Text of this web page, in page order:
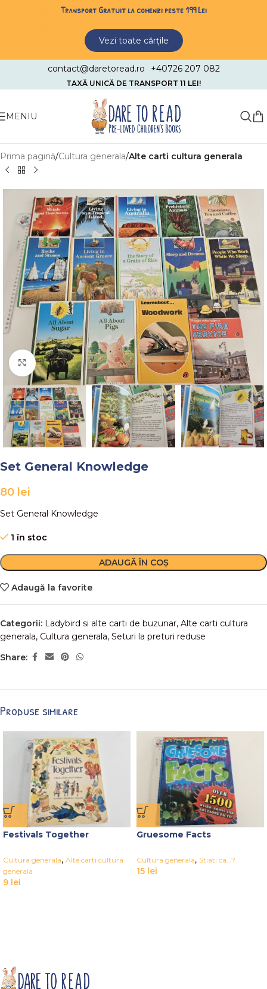
Skip to navigationTransport Gratuit la comenzi peste 199 Lei
Vezi toate cărțile
contact@daretoread.ro +40726 207 082
TAXĂ UNICĂ DE TRANSPORT 11 LEI!
MENIU
Prima pagină Cultura generala Alte carti cultura generala
Faceți click pentru a mări
Set General Knowledge
80 lei
Set General Knowledge
1 în stoc
ADAUGĂ ÎN COȘ
Adaugă la favorite
Categorii: Ladybird si alte carti de buzunar, Alte carti cultura
generala, Cultura generala, Seturi la preturi reduse
Share:
Produse similare
Festivals Together
Cultura generala, Alte carti cultura
generala
9 lei
Gruesome Facts
Cultura generala, Stiati ca...?
15 lei